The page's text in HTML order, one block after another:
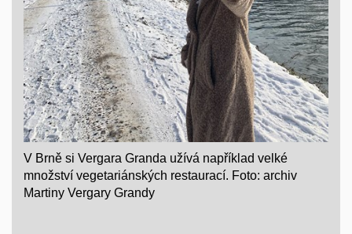
V Brně si Vergara Granda užívá například velké
množství vegetariánských restaurací. Foto: archiv
Martiny Vergary Grandy